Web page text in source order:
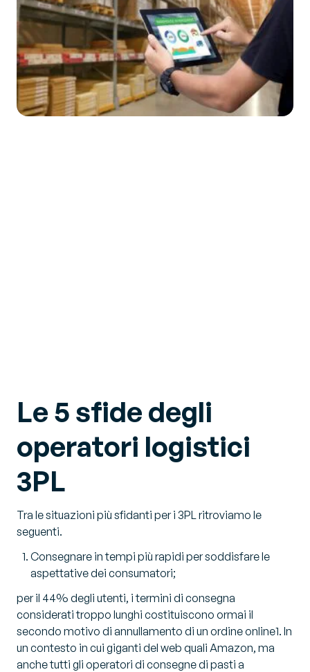
Le 5 sfide degli
operatori logistici
3PL
Tra le situazioni più sfidanti per i 3PL ritroviamo le
seguenti.
Consegnare in tempi più rapidi per soddisfare le
aspettative dei consumatori;
per il 44% degli utenti, i termini di consegna
considerati troppo lunghi costituiscono ormai il
secondo motivo di annullamento di un ordine online1. In
un contesto in cui giganti del web quali Amazon, ma
anche tutti gli operatori di consegne di pasti a